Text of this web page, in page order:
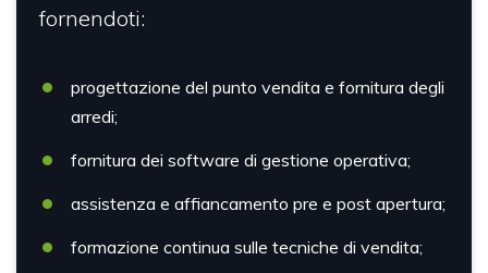
fornendoti:
progettazione del punto vendita e fornitura degli
arredi;
fornitura dei software di gestione operativa;
assistenza e affiancamento pre e post apertura;
formazione continua sulle tecniche di vendita;